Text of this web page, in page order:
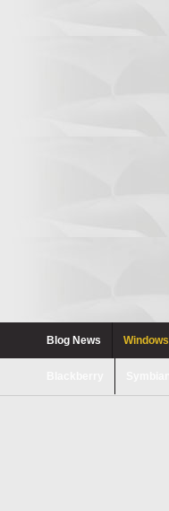
Blog News Windows